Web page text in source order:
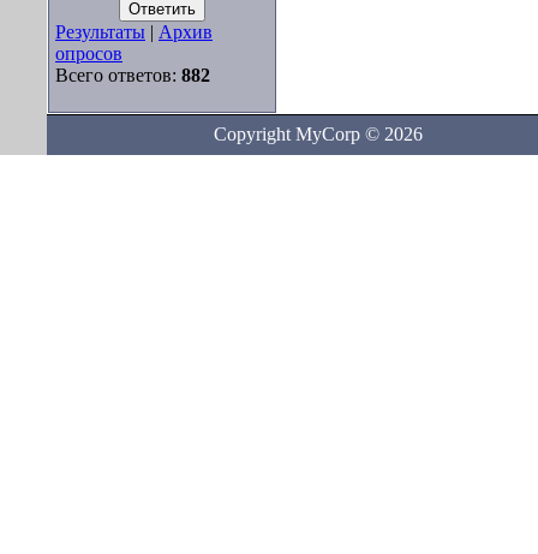
Результаты | Архив
опросов
Всего ответов: 882
Copyright MyCorp © 2026